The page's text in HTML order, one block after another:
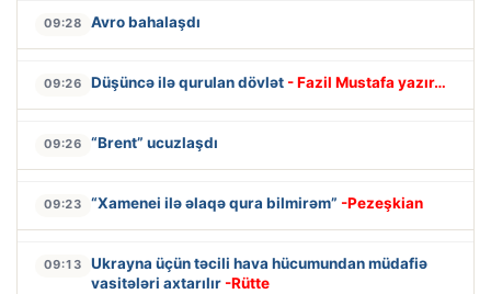
09:28 Avro bahalaşdı
09:26 Düşüncə ilə qurulan dövlət - Fazil Mustafa yazır…
09:26 “Brent” ucuzlaşdı
09:23 “Xamenei ilə əlaqə qura bilmirəm” -Pezeşkian
09:13
Ukrayna üçün təcili hava hücumundan müdafiə
vasitələri axtarılır -Rütte